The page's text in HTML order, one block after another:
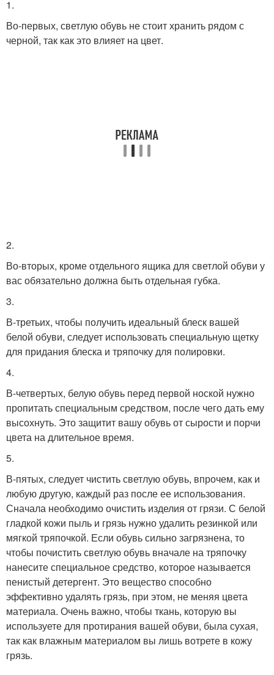
1.
Во-первых, светлую обувь не стоит хранить рядом с
черной, так как это влияет на цвет.
2.
Во-вторых, кроме отдельного ящика для светлой обуви у
вас обязательно должна быть отдельная губка.
3.
В-третьих, чтобы получить идеальный блеск вашей
белой обуви, следует использовать специальную щетку
для придания блеска и тряпочку для полировки.
4.
В-четвертых, белую обувь перед первой ноской нужно
пропитать специальным средством, после чего дать ему
высохнуть. Это защитит вашу обувь от сырости и порчи
цвета на длительное время.
5.
В-пятых, следует чистить светлую обувь, впрочем, как и
любую другую, каждый раз после ее использования.
Сначала необходимо очистить изделия от грязи. С белой
гладкой кожи пыль и грязь нужно удалить резинкой или
мягкой тряпочкой. Если обувь сильно загрязнена, то
чтобы почистить светлую обувь вначале на тряпочку
нанесите специальное средство, которое называется
пенистый детергент. Это вещество способно
эффективно удалять грязь, при этом, не меняя цвета
материала. Очень важно, чтобы ткань, которую вы
используете для протирания вашей обуви, была сухая,
так как влажным материалом вы лишь вотрете в кожу
грязь.